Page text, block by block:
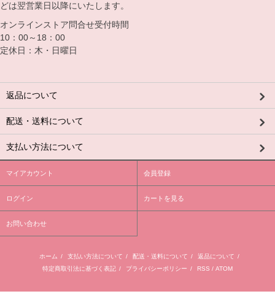
どは翌営業日以降にいたします。
オンラインストア問合せ受付時間
10：00～18：00
定休日：木・日曜日
返品について
配送・送料について
支払い方法について
マイアカウント 会員登録
ログイン カートを見る
お問い合わせ
ホーム / 支払い方法について / 配送・送料について / 返品について /
特定商取引法に基づく表記 / プライバシーポリシー / RSS / ATOM